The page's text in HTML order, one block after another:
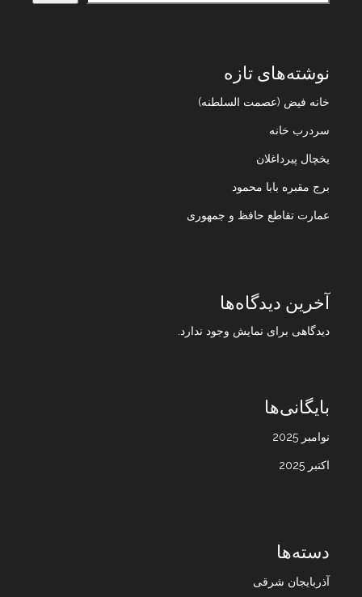
نوشته‌های تازه
خانه فیض (عصمت السلطنه)
سردرب خانه
یخچال پیرداغلان
برج مقبره بابا محمود
عمارت تقاطع حافظ و جمهوری
آخرین دیدگاه‌ها
دیدگاهی برای نمایش وجود ندارد.
بایگانی‌ها
نوامبر 2025
اکتبر 2025
دسته‌ها
آذربایجان شرقی